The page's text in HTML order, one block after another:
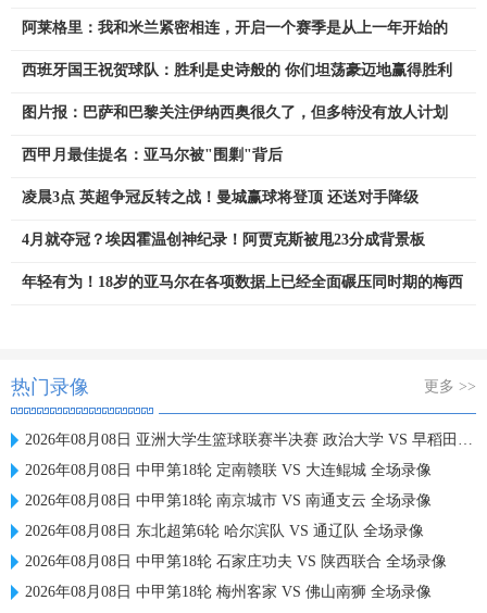
阿莱格里：我和米兰紧密相连，开启一个赛季是从上一年开始的
西班牙国王祝贺球队：胜利是史诗般的 你们坦荡豪迈地赢得胜利
图片报：巴萨和巴黎关注伊纳西奥很久了，但多特没有放人计划
西甲月最佳提名：亚马尔被"围剿"背后
凌晨3点 英超争冠反转之战！曼城赢球将登顶 还送对手降级
4月就夺冠？埃因霍温创神纪录！阿贾克斯被甩23分成背景板
年轻有为！18岁的亚马尔在各项数据上已经全面碾压同时期的梅西
热门录像 更多 >>
2026年08月08日 亚洲大学生篮球联赛半决赛 政治大学 VS 早稻田大学 全场录像
2026年08月08日 中甲第18轮 定南赣联 VS 大连鲲城 全场录像
2026年08月08日 中甲第18轮 南京城市 VS 南通支云 全场录像
2026年08月08日 东北超第6轮 哈尔滨队 VS 通辽队 全场录像
2026年08月08日 中甲第18轮 石家庄功夫 VS 陕西联合 全场录像
2026年08月08日 中甲第18轮 梅州客家 VS 佛山南狮 全场录像